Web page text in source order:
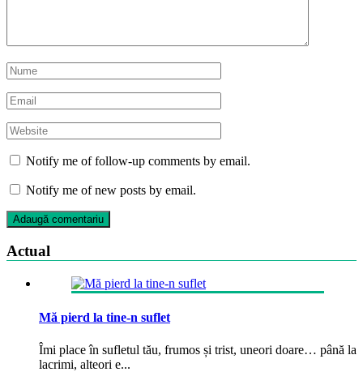
Notify me of follow-up comments by email.
Notify me of new posts by email.
Actual
Mă pierd la tine-n suflet
Îmi place în sufletul tău, frumos și trist, uneori doare… până la
lacrimi, alteori e...